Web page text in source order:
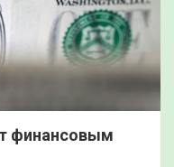
финансовым